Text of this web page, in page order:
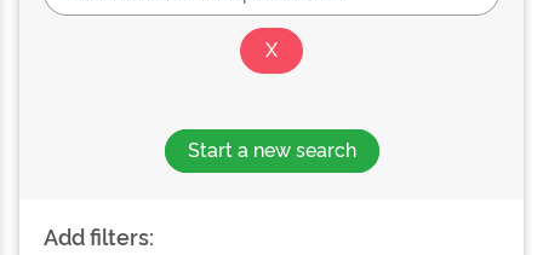
Start a new search
Add filters: